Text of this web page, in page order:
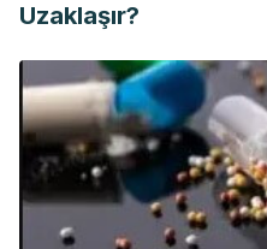
Uzaklaşır?